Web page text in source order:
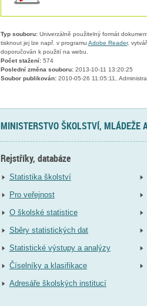
Typ souboru:Univerzálně použitelný formát
tisknout jej lze např. v programu Adobe Reader,
doporučován k použití na webu.
Počet stažení:574
Poslední změna souboru:2013-10-11 13:20:25
Soubor publikován:2010-05-26 11:05:11,
MINISTERSTVO ŠKOLSTVÍ, MLÁDEŽE
Rejstříky, databáze
Statistika školství
Pro veřejnost
O školské statistice
Sběry statistických dat
Statistické výstupy a analýzy
Číselníky a klasifikace
Adresáře školských institucí